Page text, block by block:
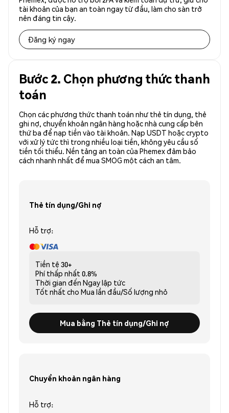
tài khoản của bạn an toàn ngay từ đầu, làm cho sàn trở
nên đáng tin cậy.
Đăng ký ngay
Bước 2. Chọn phương thức thanh
toán
Chọn các phương thức thanh toán như thẻ tín dụng, thẻ
ghi nợ, chuyển khoản ngân hàng hoặc nhà cung cấp bên
thứ ba để nạp tiền vào tài khoản. Nạp USDT hoặc crypto
với xử lý tức thì trong nhiều loại tiền, không yêu cầu số
tiền tối thiểu. Nền tảng an toàn của Phemex đảm bảo
cách nhanh nhất để mua SMOG một cách an tâm.
Thẻ tín dụng/Ghi nợ
Hỗ trợ:
Tiền tệ 30+
Phí thấp nhất 0.8%
Thời gian đến Ngay lập tức
Tốt nhất cho Mua lần đầu/Số lượng nhỏ
Mua bằng Thẻ tín dụng/Ghi nợ
Chuyển khoản ngân hàng
Hỗ trợ: